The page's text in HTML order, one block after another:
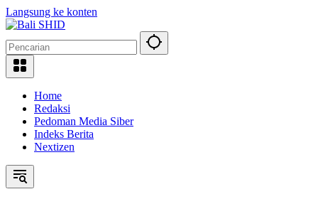
Langsung ke konten
Home
Redaksi
Pedoman Media Siber
Indeks Berita
Nextizen